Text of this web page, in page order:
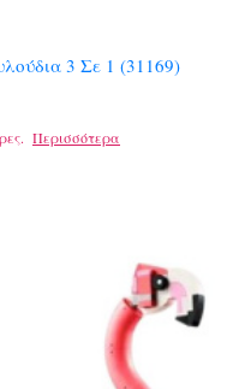
3 Σε 1 (31169)
Περισσότερα